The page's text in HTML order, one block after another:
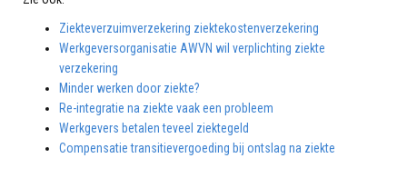
Ziekteverzuimverzekering ziektekostenverzekering
Werkgeversorganisatie AWVN wil verplichting ziekte
verzekering
Minder werken door ziekte?
Re-integratie na ziekte vaak een probleem
Werkgevers betalen teveel ziektegeld
Compensatie transitievergoeding bij ontslag na ziekte